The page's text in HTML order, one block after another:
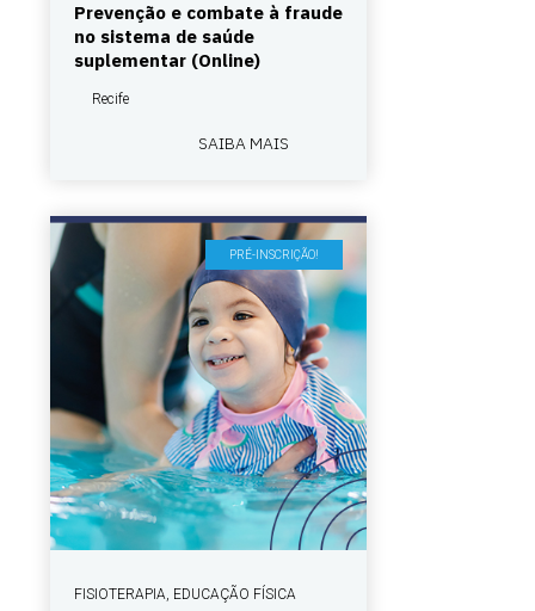
Prevenção e combate à fraude
no sistema de saúde
suplementar (Online)
Recife
SAIBA MAIS
PRÉ-INSCRIÇÃO!
FISIOTERAPIA, EDUCAÇÃO FÍSICA